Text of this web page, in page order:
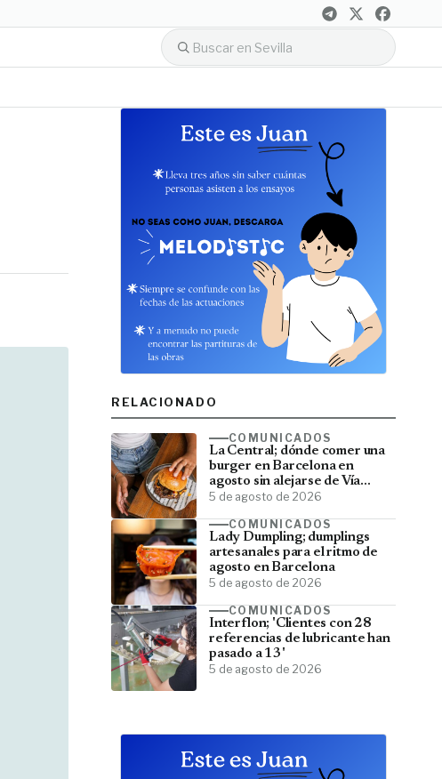
RELACIONADO
COMUNICADOS
La Central; dónde comer una
burger en Barcelona en
agosto sin alejarse de Vía
Laietana
5 de agosto de 2026
COMUNICADOS
Lady Dumpling; dumplings
artesanales para el ritmo de
agosto en Barcelona
5 de agosto de 2026
COMUNICADOS
Interflon; 'Clientes con 28
referencias de lubricante han
pasado a 13'
5 de agosto de 2026